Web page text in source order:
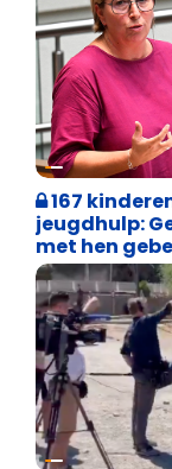
167
jeugdhulp:
met hen